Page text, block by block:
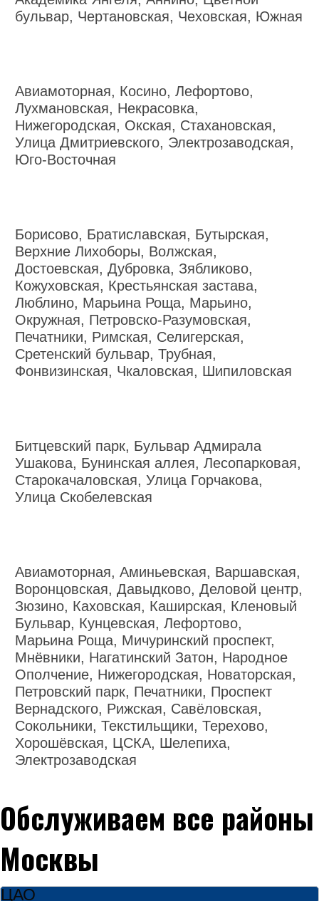
бульвар, Чертановская, Чеховская, Южная
Авиамоторная, Косино, Лефортово,
Лухмановская, Некрасовка,
Нижегородская, Окская, Стахановская,
Улица Дмитриевского, Электрозаводская,
Юго-Восточная
Борисово, Братиславская, Бутырская,
Верхние Лихоборы, Волжская,
Достоевская, Дубровка, Зябликово,
Кожуховская, Крестьянская застава,
Люблино, Марьина Роща, Марьино,
Окружная, Петровско-Разумовская,
Печатники, Римская, Селигерская,
Сретенский бульвар, Трубная,
Фонвизинская, Чкаловская, Шипиловская
Битцевский парк, Бульвар Адмирала
Ушакова, Бунинская аллея, Лесопарковая,
Старокачаловская, Улица Горчакова,
Улица Скобелевская
Авиамоторная, Аминьевская, Варшавская,
Воронцовская, Давыдково, Деловой центр,
Зюзино, Каховская, Каширская, Кленовый
Бульвар, Кунцевская, Лефортово,
Марьина Роща, Мичуринский проспект,
Мнёвники, Нагатинский Затон, Народное
Ополчение, Нижегородская, Новаторская,
Петровский парк, Печатники, Проспект
Вернадского, Рижская, Савёловская,
Сокольники, Текстильщики, Терехово,
Хорошёвская, ЦСКА, Шелепиха,
Электрозаводская
Обслуживаем все районы
Москвы
ЦАО